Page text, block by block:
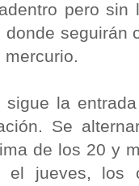
pero
donde seguirán
la
Se
de los 20 y
el jueves, los